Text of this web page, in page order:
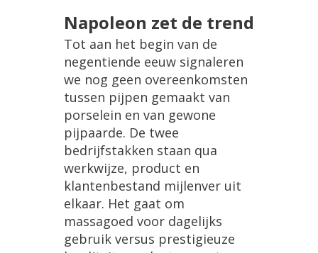
Napoleon zet de trend
Tot aan het begin van de
negentiende eeuw signaleren
we nog geen overeenkomsten
tussen pijpen gemaakt van
porselein en van gewone
pijpaarde. De twee
bedrijfstakken staan qua
werkwijze, product en
klantenbestand mijlenver uit
elkaar. Het gaat om
massagoed voor dagelijks
gebruik versus prestigieuze